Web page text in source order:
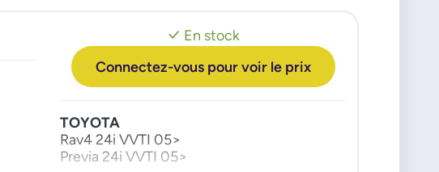
En stock
Connectez-vous pour voir le prix
TOYOTA
Rav4 24i VVTI 05>
Previa 24i VVTI 05>